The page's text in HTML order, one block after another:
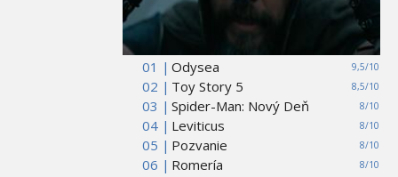
01 | 9,5/10
Odysea
02 |
8,5/10
Toy Story 5
03 |
8/10
Spider-Man: Nový Deň
04 |
8/10
Leviticus
05 |
8/10
Pozvanie
06 |
8/10
Romería